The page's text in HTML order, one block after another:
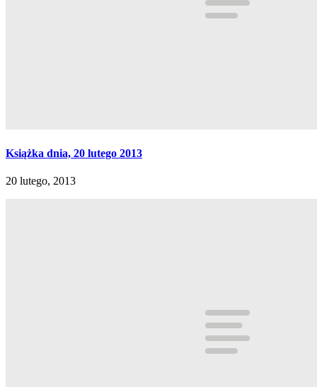
Książka dnia, 20 lutego 2013
20 lutego, 2013